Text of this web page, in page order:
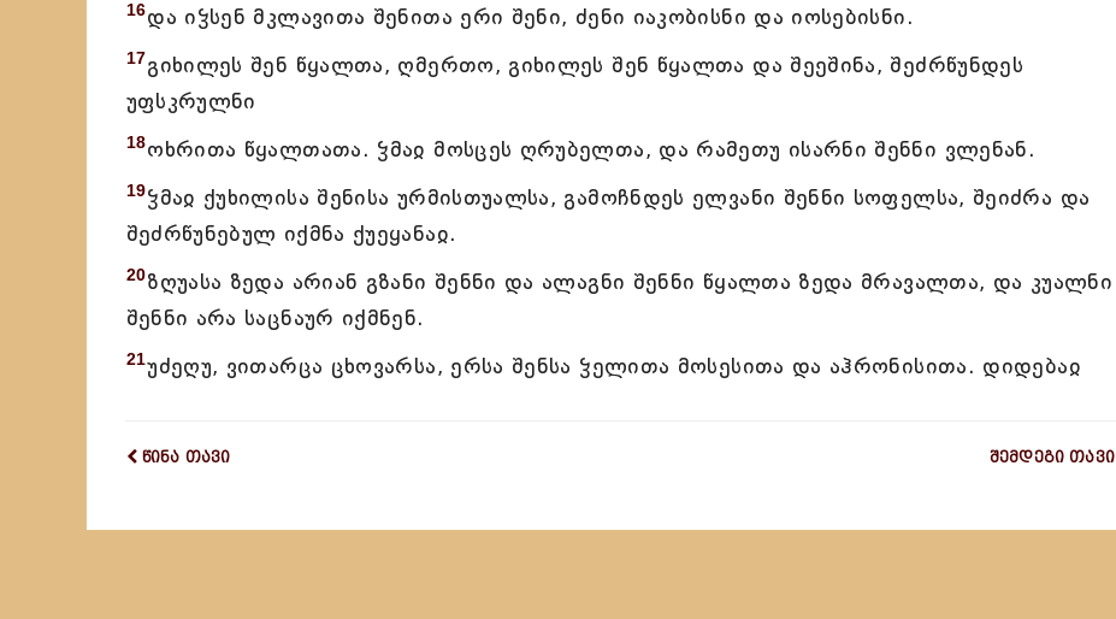
16და იჴსენ მკლავითა შენითა ერი შენი, ძენი იაკობისნი და იოსებისნი.
17გიხილეს შენ წყალთა, ღმერთო, გიხილეს შენ წყალთა და შეეშინა, შეძრწუნდეს
უფსკრულნი
18ოხრითა წყალთათა. ჴმაჲ მოსცეს ღრუბელთა, და რამეთუ ისარნი შენნი ვლენან.
19ჴმაჲ ქუხილისა შენისა ურმისთუალსა, გამოჩნდეს ელვანი შენნი სოფელსა, შეიძრა და
შეძრწუნებულ იქმნა ქუეყანაჲ.
20ზღუასა ზედა არიან გზანი შენნი და ალაგნი შენნი წყალთა ზედა მრავალთა, და კუალნი
შენნი არა საცნაურ იქმნენ.
21უძეღუ, ვითარცა ცხოვარსა, ერსა შენსა ჴელითა მოსესითა და აჰრონისითა. დიდებაჲ
წინა თავი შემდეგი თავი